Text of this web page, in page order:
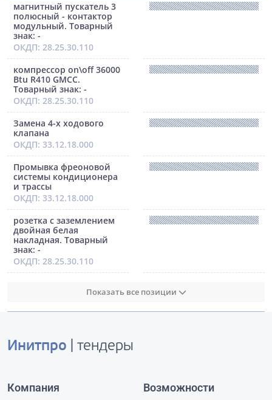
магнитный пускатель 3
полюсный - контактор
модульный. Товарный
знак: -
ОКДП: 28.25.30.110
компрессор оn\off 36000
Btu R410 GMCC.
Товарный знак: -
ОКДП: 28.25.30.110
Замена 4-х ходового
клапана
ОКДП: 33.12.18.000
Промывка фреоновой
системы кондиционера
и трассы
ОКДП: 33.12.18.000
розетка с заземлением
двойная белая
накладная. Товарный
знак: -
ОКДП: 28.25.30.110
Показать все позиции
Инитпро | тендеры
Компания Возможности